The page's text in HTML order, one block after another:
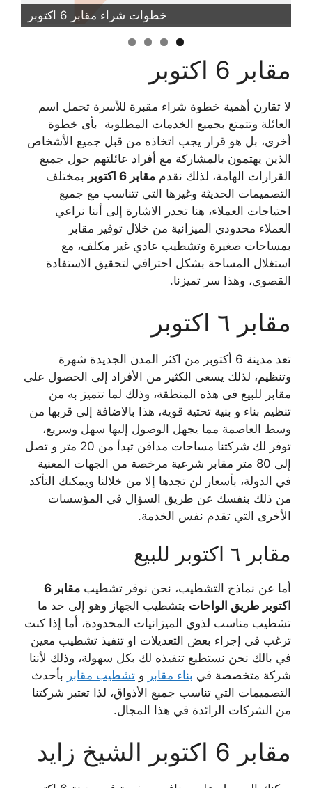
خطوات شراء مقابر 6 اكتوبر
مقابر 6 اكتوبر
لا تقارن أهمية خطوة شراء مقبرة للأسرة تحمل اسم
العائلة وتتمتع بجميع الخدمات المطلوبة بأى خطوة
أخرى، بل هو قرار يجب اتخاذه من قبل جميع الأشخاص
الذين يهتمون بالمشاركة مع أفراد عائلتهم حول جميع
القرارات الهامة، لذلك نقدم مقابر 6 اكتوبر
بمختلف
التصميمات الحديثة وغيرها التي تتناسب مع جميع
احتياجات العملاء، هنا تجدر الاشارة إلى أننا نراعي
العملاء محدودي الميزانية من خلال توفير مقابر
بمساحات صغيرة وتشطيب عادي غير مكلف، مع
استغلال المساحة بشكل احترافي لتحقيق الاستفادة
القصوى، وهذا سر تميزنا.
مقابر ٦ اكتوبر
تعد مدينة 6 أكتوبر من اكثر المدن الجديدة شهرة
وتنظيم، لذلك يسعى الكثير من الأفراد إلى الحصول على
مقابر للبيع فى هذه المنطقة، وذلك لما تتميز به من
تنظيم بناء و بنية تحتية قوية، هذا بالاضافة إلى قربها من
وسط العاصمة مما يجهل الوصول إليها سهل وسريع،
توفر لك شركتنا مساحات مدافن تبدأ من 20 متر و تصل
إلى 80 متر مقابر شرعية مرخصة من الجهات المعنية
في الدولة، بأسعار لن تجدها إلا من خلالنا ويمكنك التأكد
من ذلك بنفسك عن طريق السؤال في المؤسسات
الأخرى التي تقدم نفس الخدمة.
مقابر ٦ اكتوبر للبيع
أما عن نماذج التشطيب، نحن نوفر تشطيب
مقابر 6
اكتوبر طريق الواحات بتشطيب الجهاز وهو إلى حد ما
تشطيب مناسب لذوي الميزانيات المحدودة، أما إذا كنت
ترغب في إجراء بعض التعديلات او تنفيذ تشطيب معين
في بالك نحن نستطيع تنفيذه لك بكل سهولة، وذلك لأننا
شركة متخصصة في بناء مقابر و تشطيب مقابر بأحدث
التصميمات التي تناسب جميع الأذواق، لذا تعتبر شركتنا
من الشركات الرائدة في هذا المجال.
مقابر 6 اكتوبر الشيخ زايد